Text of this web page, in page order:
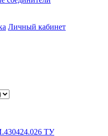
Личный кабинет